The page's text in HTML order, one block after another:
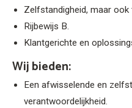
Zelfstandigheid, maar
Rijbewijs B.
Klantgerichte en
Wij bieden:
Een afwisselende en
verantwoordelijkheid.